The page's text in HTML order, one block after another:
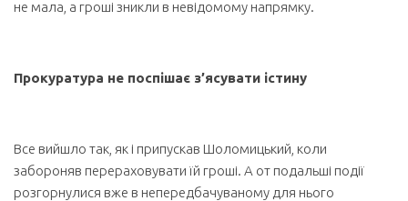
не мала, а гроші зникли в невідомому напрямку.
Прокуратура не поспішає з’ясувати істину
Все вийшло так, як і припускав Шоломицький, коли
забороняв перераховувати їй гроші. А от подальші події
розгорнулися вже в непередбачуваному для нього